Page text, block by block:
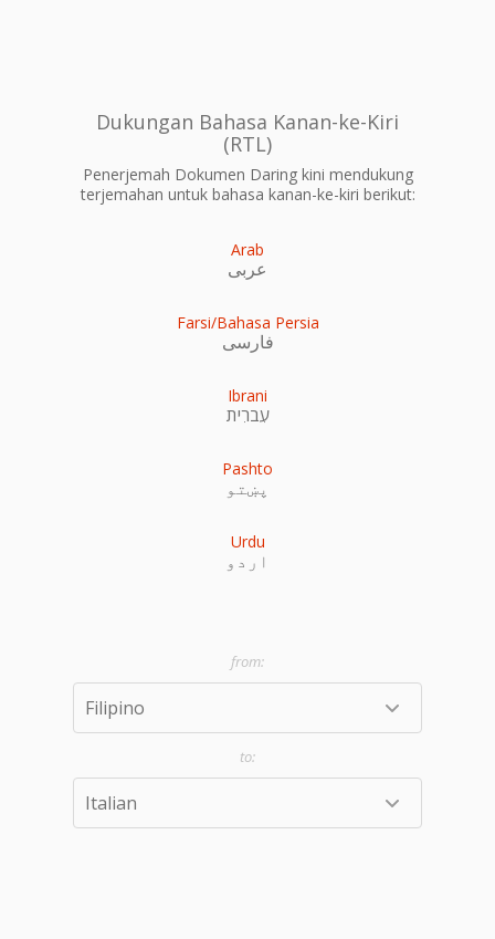
Dukungan Bahasa Kanan-ke-Kiri
(RTL)
Penerjemah Dokumen Daring kini mendukung
terjemahan untuk bahasa kanan-ke-kiri berikut:
Arab
عربى
Farsi/Bahasa Persia
فارسی
Ibrani
עִברִית
Pashto
پښتو
Urdu
اردو